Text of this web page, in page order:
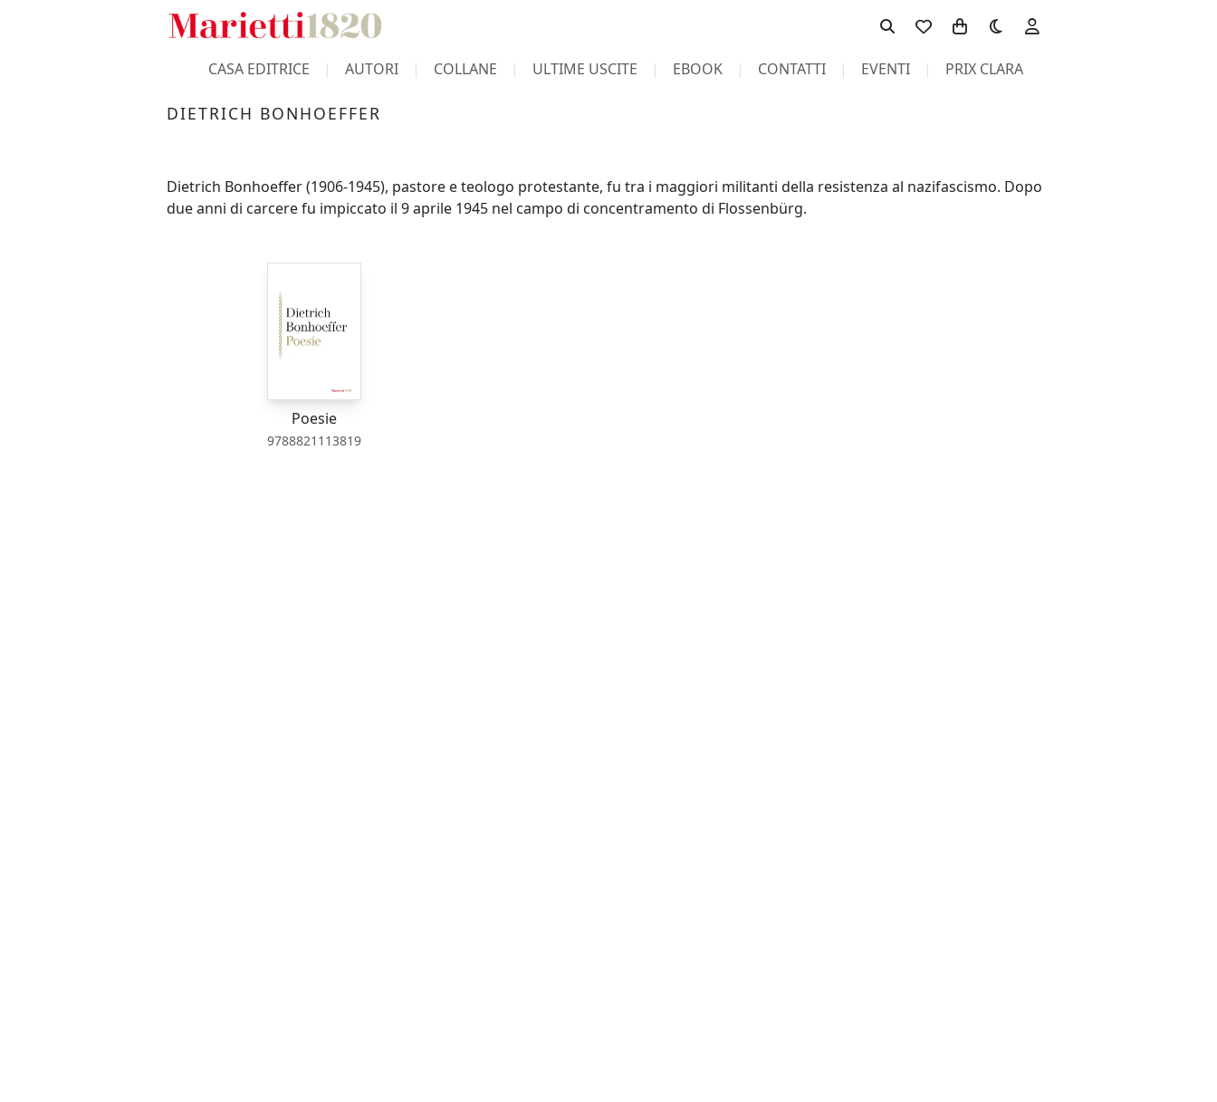
Toggle theme
CASA EDITRICE AUTORI COLLANE ULTIME USCITE EBOOK CONTATTI EVENTI PRIX CLARA
DIETRICH BONHOEFFER
Dietrich Bonhoeffer (1906-1945), pastore e teologo protestante, fu tra i maggiori militanti della resistenza al nazifascismo. Dopo
due anni di carcere fu impiccato il 9 aprile 1945 nel campo di concentramento di Flossenbürg.
Poesie
9788821113819